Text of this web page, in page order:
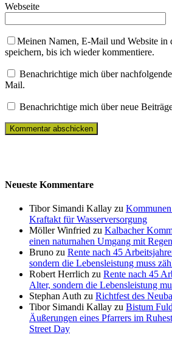
Webseite
Meinen Namen, E-Mail und Website in
speichern, bis ich wieder kommentiere.
Benachrichtige mich über
Mail.
Benachrichtige mich über neue
Neueste Kommentare
Tibor Simandi Kallay zu
Kraftakt für Wasserversorgung
Möller Winfried zu Kalbacher
einen naturnahen Umgang mit
Bruno zu Rente nach 45
sondern die Lebensleistung muss
Robert Herrlich zu Rente nach 45
Alter, sondern die Lebensleistung
Stephan Auth zu Richtfest des
Tibor Simandi Kallay zu Bistum
Äußerungen eines Pfarrers im
Street Day